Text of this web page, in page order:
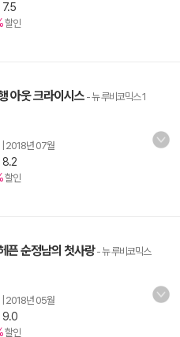
7.5
할인
아웃 크라이시스 - 뉴 루비코믹스 1
2018년 07월
8.2
할인
픈 순정남의 첫사랑- 뉴 루비코믹스
2018년 05월
9.0
할인